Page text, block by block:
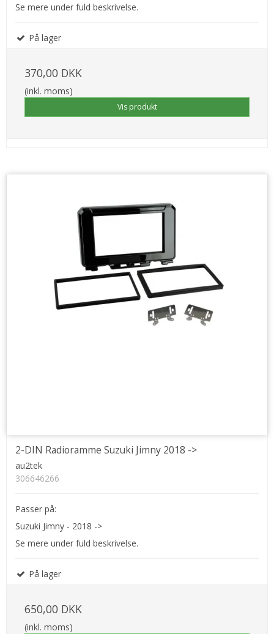
Se mere under fuld beskrivelse.
På lager
370,00 DKK
(inkl. moms)
Vis produkt
2-DIN Radioramme Suzuki Jimny 2018 ->
au2tek
306646266
Passer på:
Suzuki Jimny - 2018 ->
Se mere under fuld beskrivelse.
På lager
650,00 DKK
(inkl. moms)